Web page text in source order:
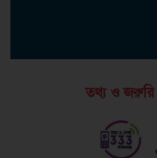
তথ্য ও জরুরি